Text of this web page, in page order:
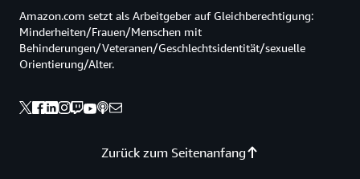
Zurück zum Seitenanfang
Amazon.com setzt als Arbeitgeber auf Gleichberechtigung:
Minderheiten/Frauen/Menschen mit
Behinderungen/Veteranen/Geschlechtsidentität/sexuelle
Orientierung/Alter.